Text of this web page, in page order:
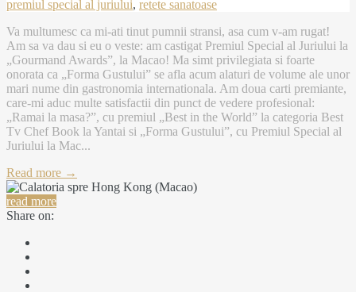
premiul special al juriului, retete sanatoase
Va multumesc ca mi-ati tinut pumnii stransi, asa cum v-am rugat!
Am sa va dau si eu o veste: am castigat Premiul Special al Juriului la
„Gourmand Awards”, la Macao! Ma simt privilegiata si foarte
onorata ca „Forma Gustului” se afla acum alaturi de volume ale unor
mari nume din gastronomia internationala. Am doua carti premiante,
care-mi aduc multe satisfactii din punct de vedere profesional:
„Ramai la masa?”, cu premiul „Best in the World” la categoria Best
Tv Chef Book la Yantai si „Forma Gustului”, cu Premiul Special al
Juriului la Mac...
Read more →
read more
Share on: